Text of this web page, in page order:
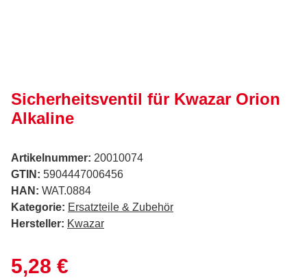
Sicherheitsventil für Kwazar Orion
Alkaline
Artikelnummer: 20010074
GTIN: 5904447006456
HAN: WAT.0884
Kategorie: Ersatzteile & Zubehör
Hersteller: Kwazar
5,28 €